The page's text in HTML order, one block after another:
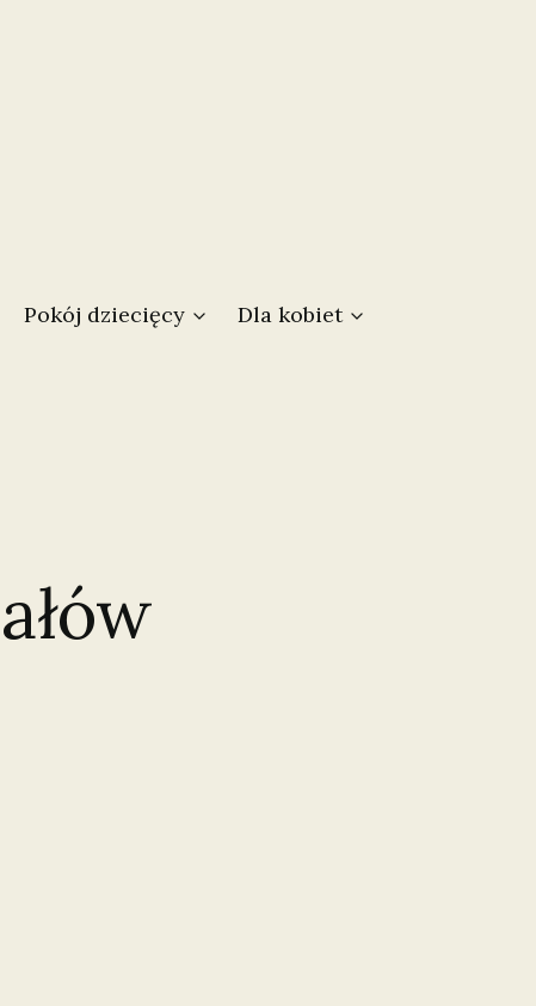
koszyku: 0. Zobacz szczegóły
Pokój dziecięcy Dla kobiet